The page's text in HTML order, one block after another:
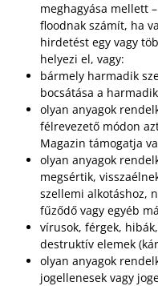
meghagyása mellett
floodnak számít, ha
hirdetést egy vagy
helyezi el, vagy:
bármely harmadik
bocsátása a
olyan anyagok
félrevezető módon
Magazin támogatja
olyan anyagok
megsértik,
szellemi alkotáshoz,
fűződő vagy egyéb
vírusok, férgek,
destruktív elemek
olyan anyagok
jogellenesek vagy